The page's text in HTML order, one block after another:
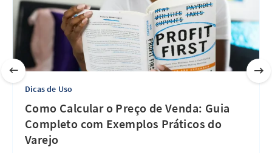
Dicas de Uso
Como Calcular o Preço de Venda: Guia
Completo com Exemplos Práticos do
Varejo